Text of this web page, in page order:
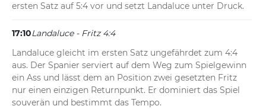
ersten Satz auf 5:4 vor und setzt Landaluce unter Druck.
17:10Landaluce - Fritz 4:4
Landaluce gleicht im ersten Satz ungefährdet zum 4:4
aus. Der Spanier serviert auf dem Weg zum Spielgewinn
ein Ass und lässt dem an Position zwei gesetzten Fritz
nur einen einzigen Returnpunkt. Er dominiert das Spiel
souverän und bestimmt das Tempo.